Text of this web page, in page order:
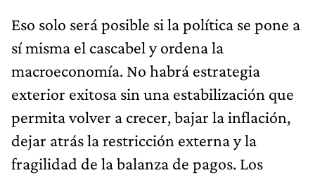
Eso solo será posible si la política se pone a
sí misma el cascabel y ordena la
macroeconomía. No habrá estrategia
exterior exitosa sin una estabilización que
permita volver a crecer, bajar la inflación,
dejar atrás la restricción externa y la
fragilidad de la balanza de pagos. Los